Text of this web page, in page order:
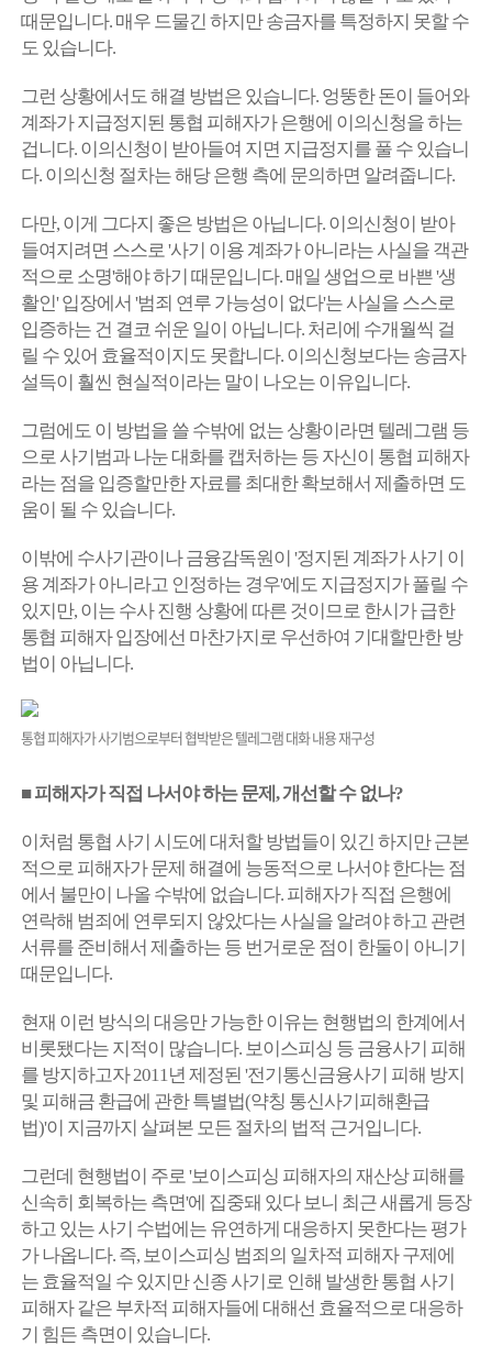
때문입니다. 매우 드물긴 하지만 송금자를 특정하지 못할 수
도 있습니다.
그런 상황에서도 해결 방법은 있습니다. 엉뚱한 돈이 들어와
계좌가 지급정지된 통협 피해자가 은행에 이의신청을 하는
겁니다. 이의신청이 받아들여 지면 지급정지를 풀 수 있습니
다. 이의신청 절차는 해당 은행 측에 문의하면 알려줍니다.
다만, 이게 그다지 좋은 방법은 아닙니다. 이의신청이 받아
들여지려면 스스로 '사기 이용 계좌가 아니라는 사실을 객관
적으로 소명'해야 하기 때문입니다. 매일 생업으로 바쁜 '생
활인' 입장에서 '범죄 연루 가능성이 없다'는 사실을 스스로
입증하는 건 결코 쉬운 일이 아닙니다. 처리에 수개월씩 걸
릴 수 있어 효율적이지도 못합니다. 이의신청보다는 송금자
설득이 훨씬 현실적이라는 말이 나오는 이유입니다.
그럼에도 이 방법을 쓸 수밖에 없는 상황이라면 텔레그램 등
으로 사기범과 나눈 대화를 캡처하는 등 자신이 통협 피해자
라는 점을 입증할만한 자료를 최대한 확보해서 제출하면 도
움이 될 수 있습니다.
이밖에 수사기관이나 금융감독원이 '정지된 계좌가 사기 이
용 계좌가 아니라고 인정하는 경우'에도 지급정지가 풀릴 수
있지만, 이는 수사 진행 상황에 따른 것이므로 한시가 급한
통협 피해자 입장에선 마찬가지로 우선하여 기대할만한 방
법이 아닙니다.
통협 피해자가 사기범으로부터 협박받은 텔레그램 대화 내용 재구성
■ 피해자가 직접 나서야 하는 문제, 개선할 수 없나?
이처럼 통협 사기 시도에 대처할 방법들이 있긴 하지만 근본
적으로 피해자가 문제 해결에 능동적으로 나서야 한다는 점
에서 불만이 나올 수밖에 없습니다. 피해자가 직접 은행에
연락해 범죄에 연루되지 않았다는 사실을 알려야 하고 관련
서류를 준비해서 제출하는 등 번거로운 점이 한둘이 아니기
때문입니다.
현재 이런 방식의 대응만 가능한 이유는 현행법의 한계에서
비롯됐다는 지적이 많습니다. 보이스피싱 등 금융사기 피해
를 방지하고자 2011년 제정된 '전기통신금융사기 피해 방지
및 피해금 환급에 관한 특별법(약칭 통신사기피해환급
법)'이 지금까지 살펴본 모든 절차의 법적 근거입니다.
그런데 현행법이 주로 '보이스피싱 피해자의 재산상 피해를
신속히 회복하는 측면'에 집중돼 있다 보니 최근 새롭게 등장
하고 있는 사기 수법에는 유연하게 대응하지 못한다는 평가
가 나옵니다. 즉, 보이스피싱 범죄의 일차적 피해자 구제에
는 효율적일 수 있지만 신종 사기로 인해 발생한 통협 사기
피해자 같은 부차적 피해자들에 대해선 효율적으로 대응하
기 힘든 측면이 있습니다.